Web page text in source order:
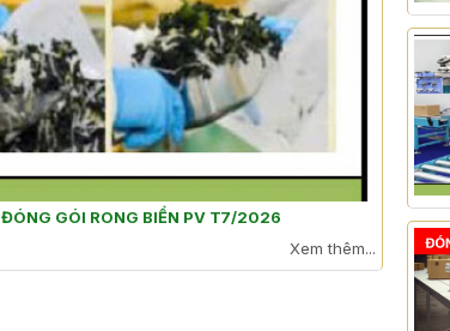
ĐÓNG GÓI RONG BIỂN PV T7/2026
Xem thêm...